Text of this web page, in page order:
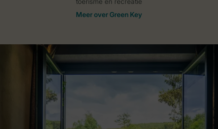
Meer over Green Key